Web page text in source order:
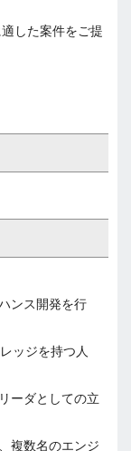
した案件をご提
ンス開発を行
ッジを持つ人
ーダとしての立
複数名のエンジ